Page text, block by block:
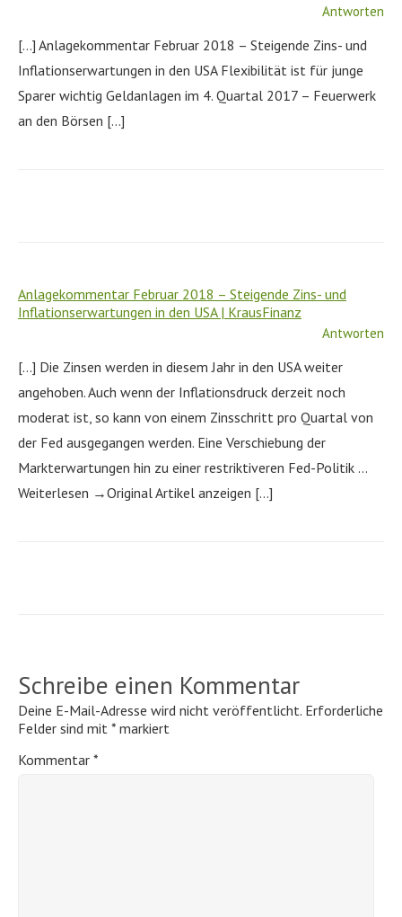
Antworten
[…] Anlagekommentar Februar 2018 – Steigende Zins- und
Inflationserwartungen in den USA Flexibilität ist für junge
Sparer wichtig Geldanlagen im 4. Quartal 2017 – Feuerwerk
an den Börsen […]
Anlagekommentar Februar 2018 – Steigende Zins- und
Inflationserwartungen in den USA | KrausFinanz
Antworten
[…] Die Zinsen werden in diesem Jahr in den USA weiter
angehoben. Auch wenn der Inflationsdruck derzeit noch
moderat ist, so kann von einem Zinsschritt pro Quartal von
der Fed ausgegangen werden. Eine Verschiebung der
Markterwartungen hin zu einer restriktiveren Fed-Politik …
Weiterlesen →Original Artikel anzeigen […]
Schreibe einen Kommentar
Deine E-Mail-Adresse wird nicht veröffentlicht. Erforderliche
Felder sind mit * markiert
Kommentar *